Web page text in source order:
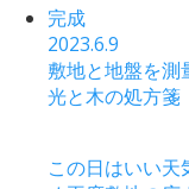
完成
2023.6.9
敷地と地盤を測
光と木の処方
この日はいい天